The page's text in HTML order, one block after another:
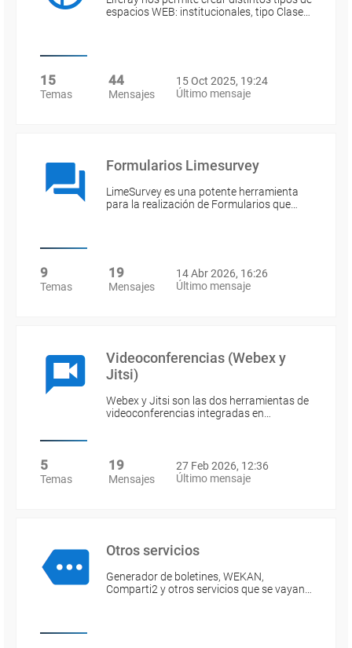
espacios WEB: institucionales, tipo Clase…
15
Temas
44
Mensajes
15 Oct 2025, 19:24
Último mensaje
Formularios Limesurvey
LimeSurvey es una potente herramienta
para la realización de Formularios que…
9
Temas
19
Mensajes
14 Abr 2026, 16:26
Último mensaje
Videoconferencias (Webex y
Jitsi)
Webex y Jitsi son las dos herramientas de
videoconferencias integradas en…
5
Temas
19
Mensajes
27 Feb 2026, 12:36
Último mensaje
Otros servicios
Generador de boletines, WEKAN,
Comparti2 y otros servicios que se vayan…